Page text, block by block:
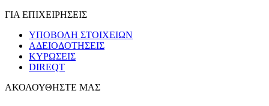
ΓΙΑ ΕΠΙΧΕΙΡΗΣΕΙΣ
ΥΠΟΒΟΛΗ ΣΤΟΙΧΕΙΩΝ
ΑΔΕΙΟΔΟΤΗΣΕΙΣ
ΚΥΡΩΣΕΙΣ
DIREQT
ΑΚΟΛΟΥΘΗΣΤΕ ΜΑΣ